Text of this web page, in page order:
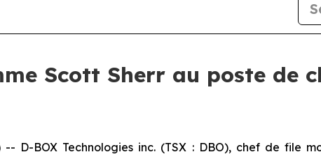
Scott Sherr au poste de
-- D-BOX Technologies inc. (TSX : DBO), chef de